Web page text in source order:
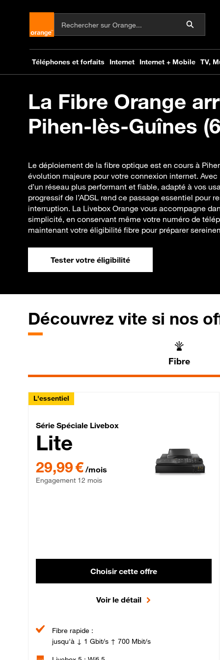
La Fibre Orange
Pihen-lès-Guînes
Le déploiement de la fibre optique est en cours à
évolution majeure pour votre connexion internet.
d’un réseau plus performant et fiable, adapté à vos
progressif de l’ADSL rend ce passage essentiel pour
interruption. La Livebox Orange vous accompagne
simplicité, en conservant même votre numéro de
maintenant votre éligibilité fibre pour préparer
Tester votre éligibilité
Découvrez vite si nos
Fibre
L'essentiel
Série Spéciale
Série Spéciale Livebox
Lite
29,99 € par mois , Engagement 12 mois
29,99 € /mois
Engagement 12 mois
Choisir cette offre
Voir le détail
Fibre rapide :
jusqu'à ↓ 1 Gbit/s ↑ 700 Mbit/s